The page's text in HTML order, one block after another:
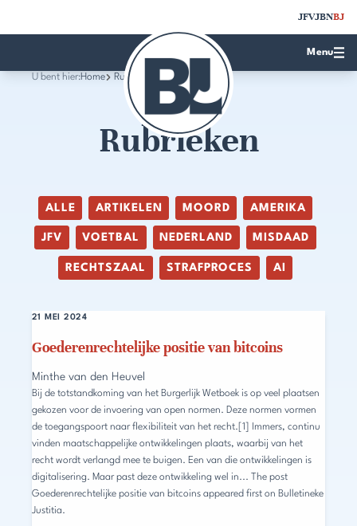
JFVJBNBJ
Menu
U bent hier:Home Rubrieken
Rubrieken
ALLE ARTIKELEN MOORD AMERIKA
JFV VOETBAL NEDERLAND MISDAAD
RECHTSZAAL STRAFPROCES AI
Goederenrechtelijke positie van bitcoins
21 MEI 2024
Minthe van den Heuvel
Bij de totstandkoming van het Burgerlijk Wetboek is op veel plaatsen
gekozen voor de invoering van open normen. Deze normen vormen
de toegangspoort naar flexibiliteit van het recht.[1] Immers, continu
vinden maatschappelijke ontwikkelingen plaats, waarbij van het
recht wordt verlangd mee te buigen. Een van die ontwikkelingen is
digitalisering. Maar past deze ontwikkeling wel in... The post
Goederenrechtelijke positie van bitcoins appeared first on Bulletineke
Justitia.